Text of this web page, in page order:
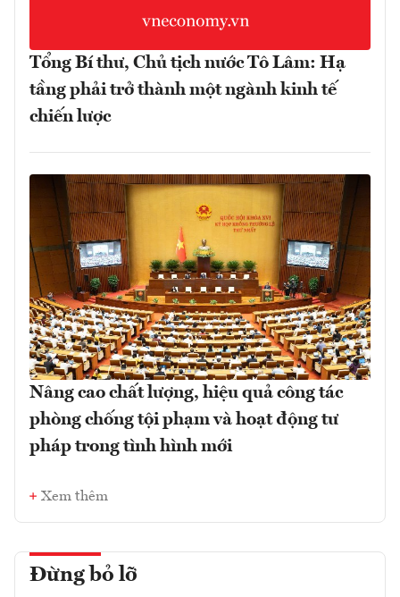
Tổng Bí thư, Chủ tịch nước Tô Lâm: Hạ
tầng phải trở thành một ngành kinh tế
chiến lược
Nâng cao chất lượng, hiệu quả công tác
phòng chống tội phạm và hoạt động tư
pháp trong tình hình mới
Xem thêm
Đừng bỏ lỡ